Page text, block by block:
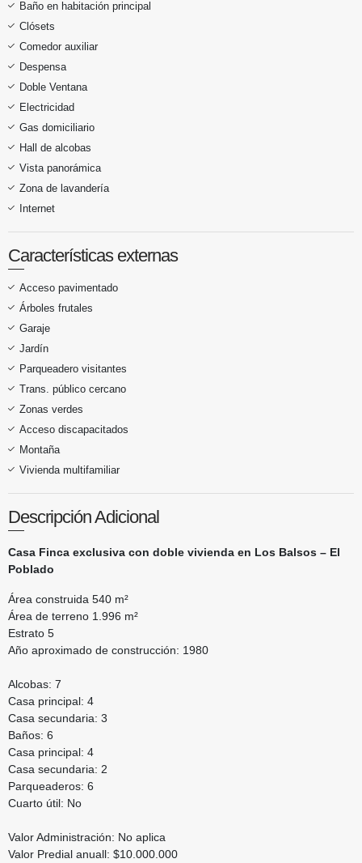
Baño en habitación principal
Clósets
Comedor auxiliar
Despensa
Doble Ventana
Electricidad
Gas domiciliario
Hall de alcobas
Vista panorámica
Zona de lavandería
Internet
Características externas
Acceso pavimentado
Árboles frutales
Garaje
Jardín
Parqueadero visitantes
Trans. público cercano
Zonas verdes
Acceso discapacitados
Montaña
Vivienda multifamiliar
Descripción Adicional
Casa Finca exclusiva con doble vivienda en Los Balsos – El
Poblado
Área construida 540 m²
Área de terreno 1.996 m²
Estrato 5
Año aproximado de construcción: 1980
Alcobas: 7
Casa principal: 4
Casa secundaria: 3
Baños: 6
Casa principal: 4
Casa secundaria: 2
Parqueaderos: 6
Cuarto útil: No
Valor Administración: No aplica
Valor Predial anuall: $10.000.000